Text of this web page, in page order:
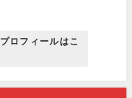
ロフィールはこ